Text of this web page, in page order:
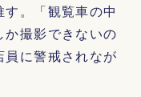
。「観覧車の中
撮影できないの
に警戒されなが